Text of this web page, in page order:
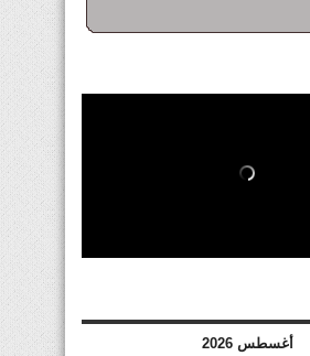
أغسطس 2026